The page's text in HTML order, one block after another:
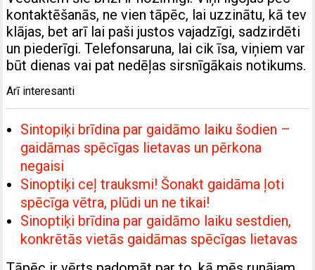
kontaktēšanās, ne vien tāpēc, lai uzzinātu, kā tev
klājas, bet arī lai paši justos vajadzīgi, sadzirdēti
un piederīgi. Telefonsaruna, lai cik īsa, viņiem var
būt dienas vai pat nedēļas sirsnīgākais notikums.
Arī interesanti
Sintopiķi brīdina par gaidāmo laiku šodien –
gaidāmas spēcīgas lietavas un pērkona
negaisi
Sinoptiķi ceļ trauksmi! Šonakt gaidāma ļoti
spēcīga vētra, plūdi un ne tikai!
Sinoptiķi brīdina par gaidāmo laiku sestdien,
konkrētās vietās gaidāmas spēcīgas lietavas